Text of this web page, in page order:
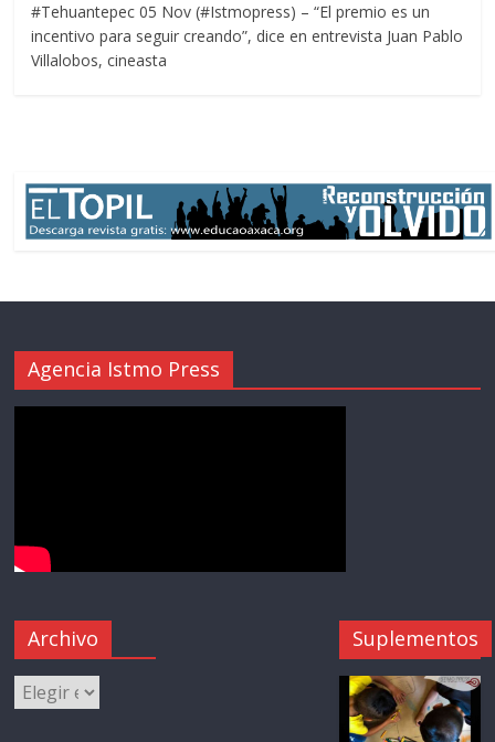
#Tehuantepec 05 Nov (#Istmopress) – “El premio es un
incentivo para seguir creando”, dice en entrevista Juan Pablo
Villalobos, cineasta
Agencia Istmo Press
Archivo Suplementos